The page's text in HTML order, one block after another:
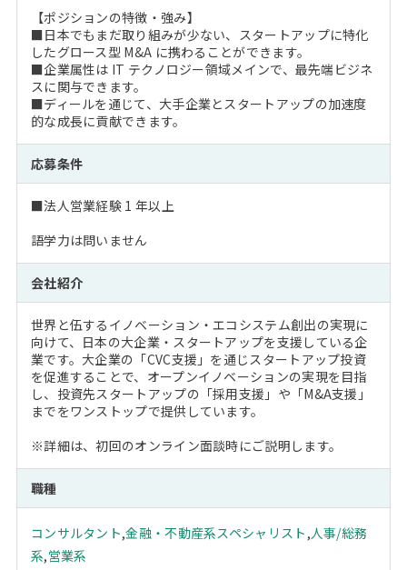
【ポジションの特徴・強み】
■日本でもまだ取り組みが少ない、スタートアップに特化
したグロース型 M&A に携わることができます。
■企業属性は IT テクノロジー領域メインで、最先端ビジネ
スに関与できます。
■ディールを通じて、大手企業とスタートアップの加速度
的な成長に貢献できます。
応募条件
■法人営業経験 1 年以上
語学力は問いません
会社紹介
世界と伍するイノベーション・エコシステム創出の実現に
向けて、日本の大企業・スタートアップを支援している企
業です。大企業の「CVC支援」を通じスタートアップ投資
を促進することで、オープンイノベーションの実現を目指
し、投資先スタートアップの「採用支援」や「M&A支援」
までをワンストップで提供しています。
※詳細は、初回のオンライン面談時にご説明します。
職種
コンサルタント,金融・不動産系スペシャリスト ,人事/総務
系,営業系